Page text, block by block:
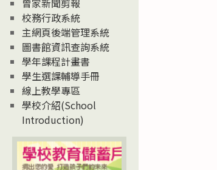
曾家新聞剪報
校務行政系統
主網頁後端管理系統
圖書館資訊查詢系統
學年課程計畫書
學生選課輔導手冊
線上教學專區
學校介紹(School
Introduction)